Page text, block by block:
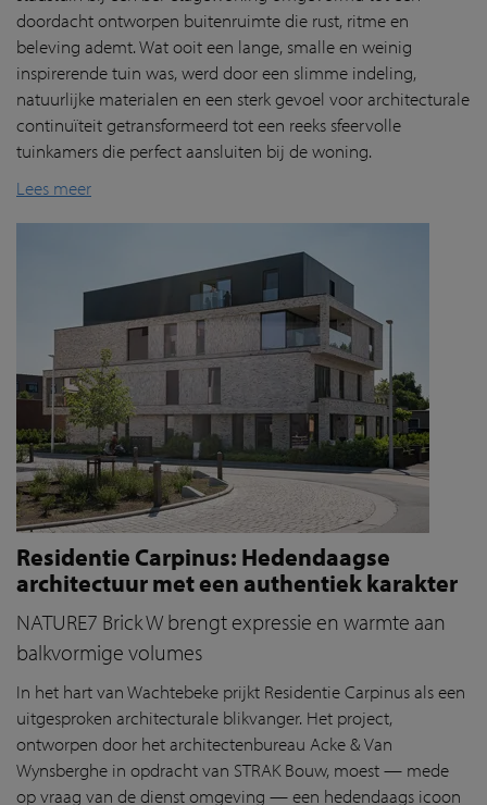
doordacht ontworpen buitenruimte die rust, ritme en
beleving ademt. Wat ooit een lange, smalle en weinig
inspirerende tuin was, werd door een slimme indeling,
natuurlijke materialen en een sterk gevoel voor architecturale
continuïteit getransformeerd tot een reeks sfeervolle
tuinkamers die perfect aansluiten bij de woning.
Lees meer
Residentie Carpinus: Hedendaagse
architectuur met een authentiek karakter
NATURE7 Brick W brengt expressie en warmte aan
balkvormige volumes
In het hart van Wachtebeke prijkt Residentie Carpinus als een
uitgesproken architecturale blikvanger. Het project,
ontworpen door het architectenbureau Acke & Van
Wynsberghe in opdracht van STRAK Bouw, moest — mede
op vraag van de dienst omgeving — een hedendaags icoon